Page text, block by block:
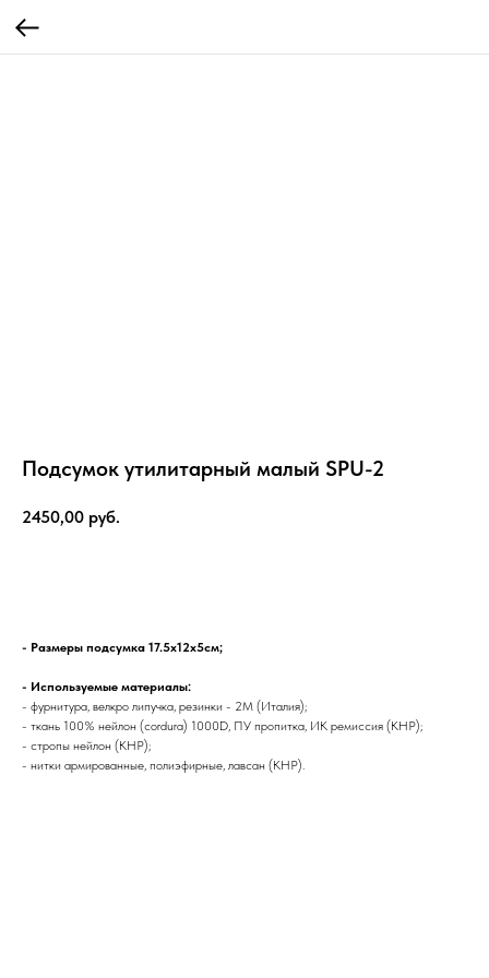
Подсумок утилитарный малый SPU-2
2450,00 руб.
- Размеры подсумка 17.5х12х5см;
- Используемые материалы:
- фурнитура, велкро липучка, резинки - 2М (Италия);
- ткань 100% нейлон (соrdurа) 1000D, ПУ пропитка, ИК ремиссия (КНР);
- стропы нейлон (КНР);
- нитки армированные, полиэфирные, лавсан (КНР).